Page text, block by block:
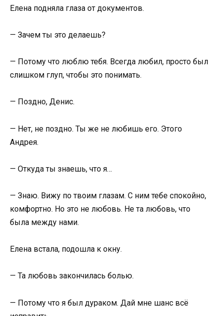
Елена подняла глаза от документов.
— Зачем ты это делаешь?
— Потому что люблю тебя. Всегда любил, просто был
слишком глуп, чтобы это понимать.
— Поздно, Денис.
— Нет, не поздно. Ты же не любишь его. Этого
Андрея.
— Откуда ты знаешь, что я…
— Знаю. Вижу по твоим глазам. С ним тебе спокойно,
комфортно. Но это не любовь. Не та любовь, что
была между нами.
Елена встала, подошла к окну.
— Та любовь закончилась болью.
— Потому что я был дураком. Дай мне шанс всё